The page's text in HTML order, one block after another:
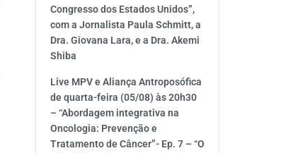
Congresso dos Estados Unidos”,
com a Jornalista Paula Schmitt, a
Dra. Giovana Lara, e a Dra. Akemi
Shiba
Live MPV e Aliança Antroposófica
de quarta-feira (05/08) às 20h30
– “Abordagem integrativa na
Oncologia: Prevenção e
Tratamento de Câncer”- Ep. 7 – “O